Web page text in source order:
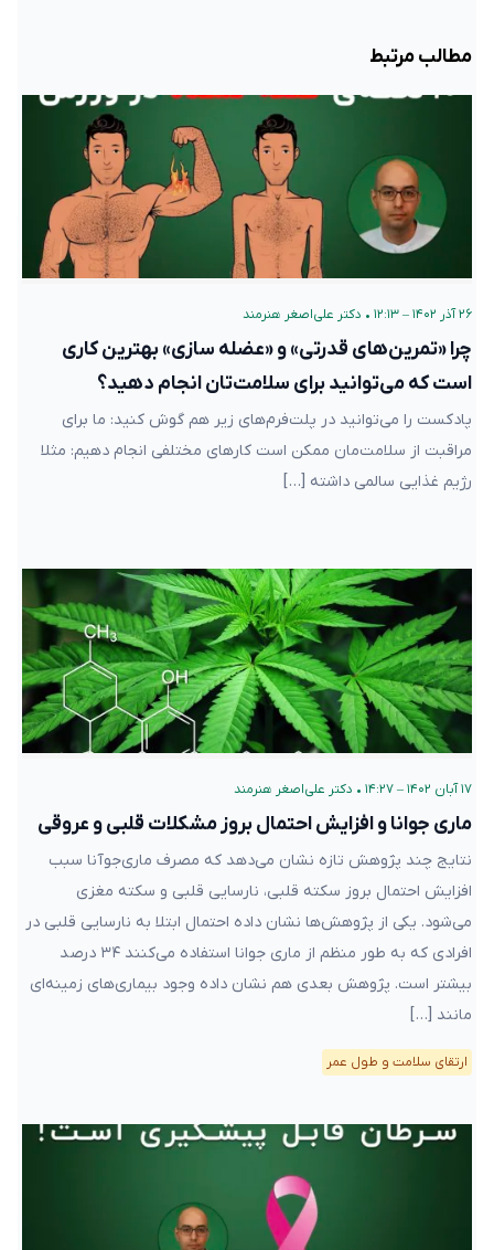
مطالب مرتبط
۲۶ آذر ۱۴۰۲ – ۱۲:۱۳ • دکتر علی‌اصغر هنرمند
چرا «تمرین‌های قدرتی» و «عضله سازی» بهترین کاری
است که می‌توانید برای سلامت‌تان انجام دهید؟
پادکست را می‌توانید در پلت‌فرم‌های زیر هم گوش کنید: ما برای
مراقبت از سلامت‌مان ممکن است کارهای مختلفی انجام دهیم: مثلا
رژیم غذایی سالمی داشته […]
۱۷ آبان ۱۴۰۲ – ۱۴:۲۷ • دکتر علی‌اصغر هنرمند
ماری جوانا و افزایش احتمال بروز مشکلات قلبی و عروقی
نتایج چند پژوهش تازه نشان می‌دهد که مصرف ماری‌جوآنا سبب
افزایش احتمال بروز سکته قلبی، نارسایی قلبی و سکته مغزی
می‌شود. یکی از پژوهش‌ها نشان داده‌ احتمال ابتلا به نارسایی قلبی در
افرادی که به طور منظم از ماری جوانا استفاده می‌کنند ۳۴ درصد
بیشتر است. پژوهش بعدی هم نشان داده وجود بیماری‌های زمینه‌ای
مانند […]
ارتقای سلامت و طول عمر